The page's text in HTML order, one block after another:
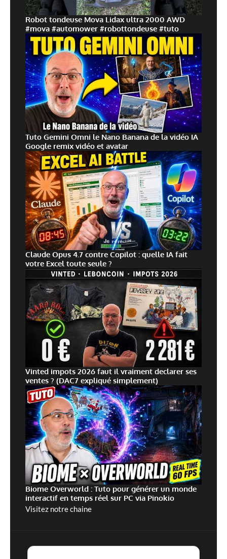
Robot tondeuse Mova Lidax ultra 2000 AWD
#mova #automower #robottondeuse #tuto
Tuto Gemini Omni le Nano Banana de la vidéo IA
Google remix vidéo et avatar
Claude Opus 4.7 contre Copilot : quelle IA fait
votre Excel toute seule ?
Vinted impots 2026 faut il vraiment declarer ses
ventes ? (DAC7 expliqué simplement)
Biome Overworld : Tuto pour générer un monde
interactif en temps réel sur PC via Pinokio
Visitez notre chaine